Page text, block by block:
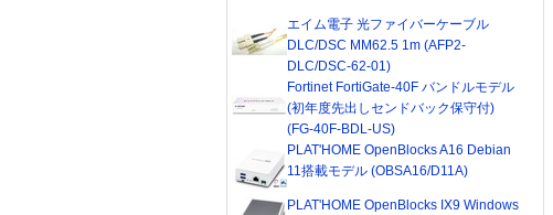
エイム電子 光ファイバーケーブル
DLC/DSC MM62.5 1m (AFP2-
DLC/DSC-62-01)
Fortinet FortiGate-40F バンドルモデル
(初年度先出しセンドバック保守付)
(FG-40F-BDL-US)
PLAT'HOME OpenBlocks A16 Debian
11搭載モデル (OBSA16/D11A)
PLAT'HOME OpenBlocks IX9 Windows